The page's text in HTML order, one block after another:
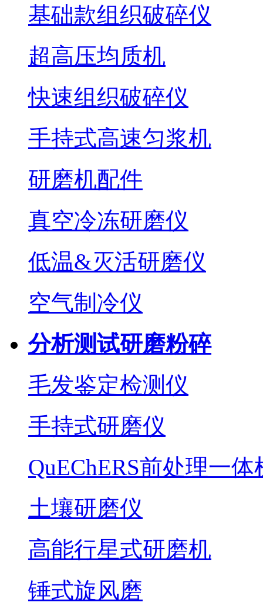
基础款组织破碎仪
超高压均质机
快速组织破碎仪
手持式高速匀浆机
研磨机配件
真空冷冻研磨仪
低温&灭活研磨仪
空气制冷仪
分析测试研磨粉碎
毛发鉴定检测仪
手持式研磨仪
QuEChERS前处理一体
土壤研磨仪
高能行星式研磨机
锤式旋风磨